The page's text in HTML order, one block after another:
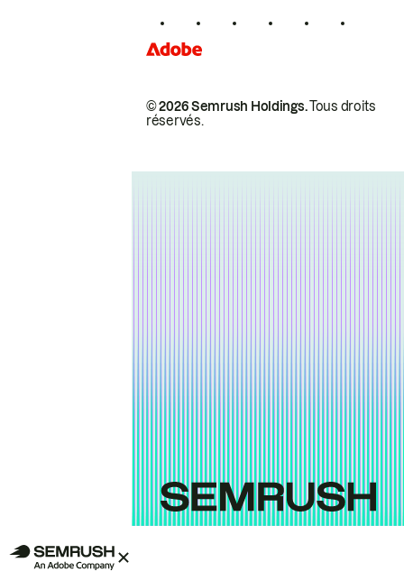
© 2026 Semrush Holdings.Tous droits
réservés.